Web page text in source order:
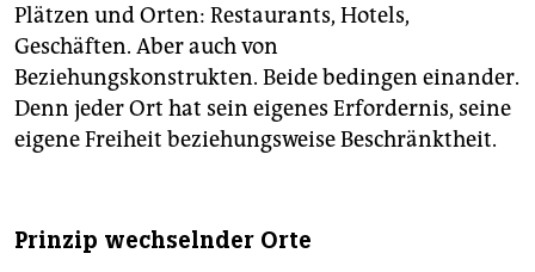
Plätzen und Orten: Restaurants, Hotels,
Geschäften. Aber auch von
Beziehungskonstrukten. Beide bedingen einander.
Denn jeder Ort hat sein eigenes Erfordernis, seine
eigene Freiheit beziehungsweise Beschränktheit.
Prinzip wechselnder Orte